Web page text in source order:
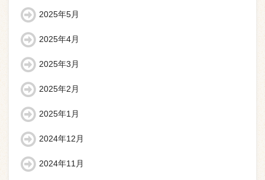
2025年5月
2025年4月
2025年3月
2025年2月
2025年1月
2024年12月
2024年11月